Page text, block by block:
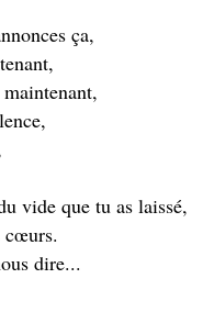
ça,
vide que tu as laissé,
cœurs.
dire...